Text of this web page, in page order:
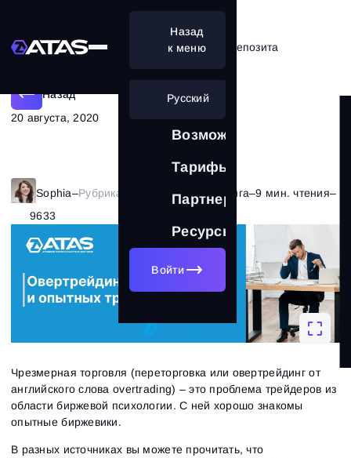
Возможности
Тарифы
Партнерам
Ресурсы
Русский
Войти
Назад
к меню
Устраняем переторговку и слив депозита
Назад
20 августа, 2020
Sophia–Рубрика: Психология трейдинга–9 мин. чтения–
9633
Чрезмерная торговля (переторговка или овертрейдинг от
английского слова overtrading) – это проблема трейдеров из
области биржевой психологии. С ней хорошо знакомы
опытные биржевики.
В разных источниках вы можете прочитать, что